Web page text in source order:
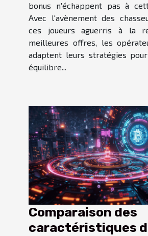
bonus n'échappent pas à
Avec l'avènement des
ces joueurs aguerris à la
meilleures offres, les
adaptent leurs stratégies
équilibre...
Comparaison des
caractéristiques